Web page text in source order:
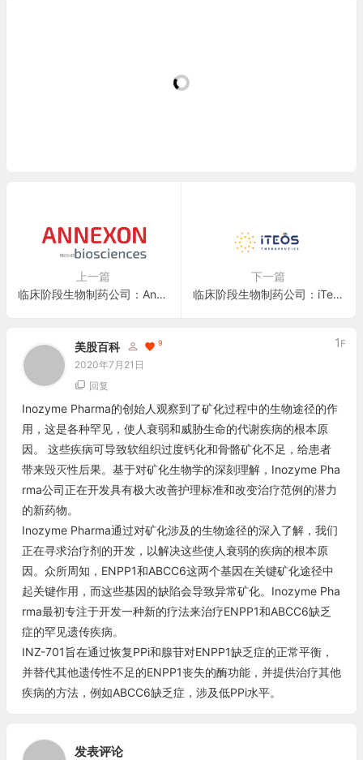
上一篇
临床阶段生物制药公司：Annexon, Inc.(ANNX)
下一篇
临床阶段生物制药公司：iTeos Therapeutics, Inc.(ITOS)
美股百科 9
2020年7月21日
1 F
回复
Inozyme Pharma的创始人观察到了矿化过程中的生物途径的作
用，这是各种罕见，使人衰弱和威胁生命的代谢疾病的根本原
因。 这些疾病可导致软组织过度钙化和骨骼矿化不足，给患者
带来毁灭性后果。基于对矿化生物学的深刻理解，Inozyme Pha
rma公司正在开发具有极大改善护理标准和改变治疗范例的潜力
的新药物。
Inozyme Pharma通过对矿化涉及的生物途径的深入了解，我们
正在寻求治疗剂的开发，以解决这些使人衰弱的疾病的根本原
因。众所周知，ENPP1和ABCC6这两个基因在关键矿化途径中
起关键作用，而这些基因的缺陷会导致异常矿化。Inozyme Pha
rma最初专注于开发一种新的疗法来治疗ENPP1和ABCC6缺乏
症的罕见遗传疾病。
INZ-701旨在通过恢复PPi和腺苷对ENPP1缺乏症的正常平衡，
并替代其他遗传性不足的ENPP1丧失的酶功能，并提供治疗其他
疾病的方法，例如ABCC6缺乏症，涉及低PPi水平。
发表评论